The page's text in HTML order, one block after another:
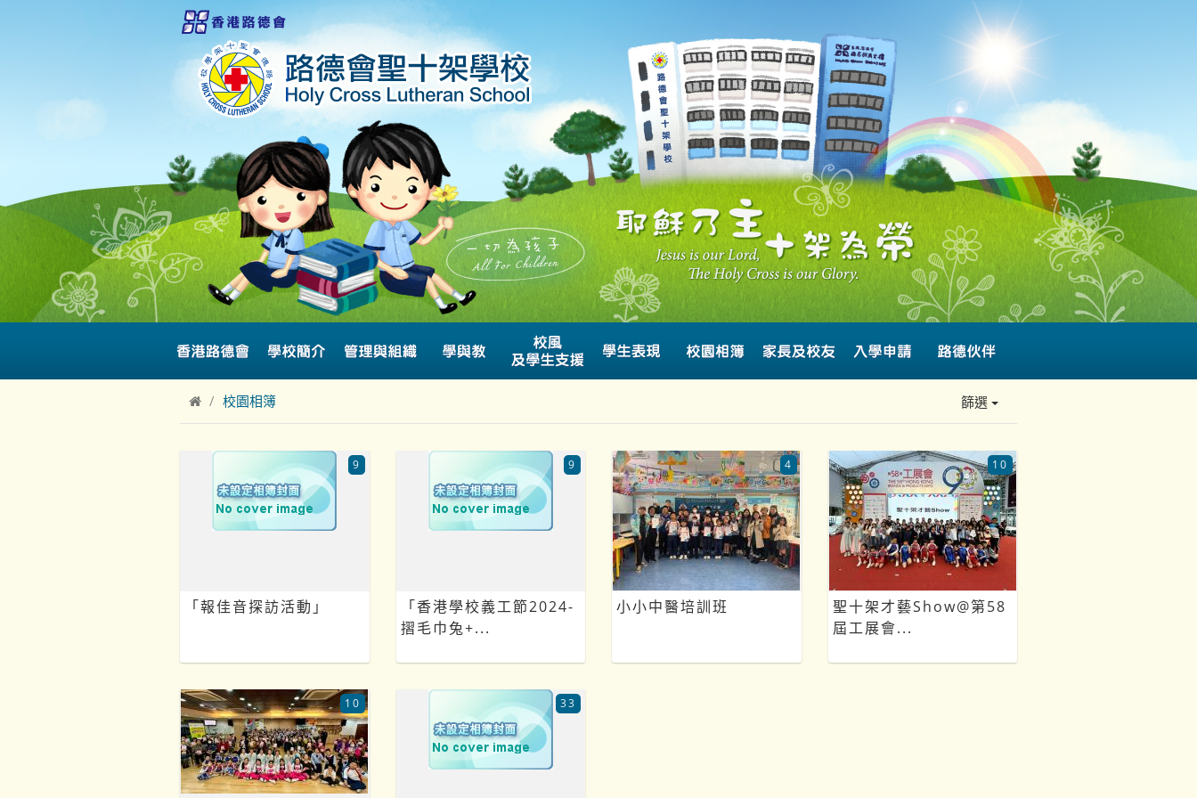
校園相簿 篩選
「報佳音探訪活動」
9
「香港學校義工節2024-
摺毛巾兔+...
9
小小中醫培訓班
4
聖十架才藝Show@第58
屆工展會...
10
10 33